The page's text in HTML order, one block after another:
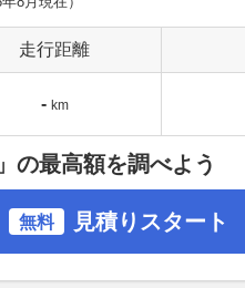
走行距離
- km
の最高額を調べよう
無料 見積りスタート